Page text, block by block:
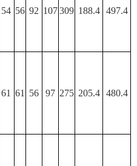
54 56 92 107309 188.4 497.4
61 61 56 97 275 205.4 480.4